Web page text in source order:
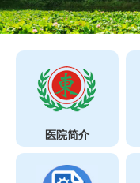
医院简介